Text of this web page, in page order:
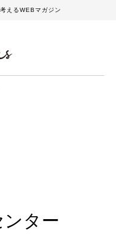
えるWEBマガジン
ター